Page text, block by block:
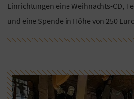
Einrichtungen eine Weihnachts-CD,
und eine Spende in Höhe von 250